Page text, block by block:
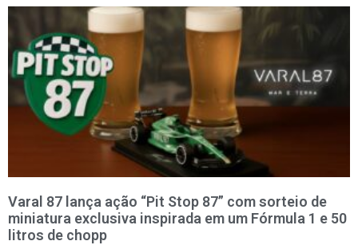
Varal 87 lança ação “Pit Stop 87” com sorteio de
miniatura exclusiva inspirada em um Fórmula 1 e 50
litros de chopp